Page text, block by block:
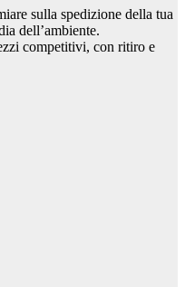
sulla spedizione della tua
dell’ambiente.
competitivi, con ritiro e